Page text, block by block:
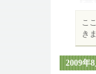
こ
き
2009年